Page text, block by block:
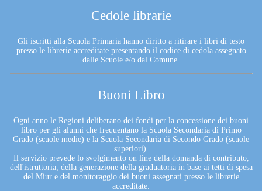
Cedole librarie
Gli iscritti alla Scuola Primaria hanno diritto a ritirare i libri di testo
presso le librerie accreditate presentando il codice di cedola assegnato
dalle Scuole e/o dal Comune.
Buoni Libro
Ogni anno le Regioni deliberano dei fondi per la concessione dei buoni
libro per gli alunni che frequentano la Scuola Secondaria di Primo
Grado (scuole medie) e la Scuola Secondaria di Secondo Grado (scuole
superiori).
Il servizio prevede lo svolgimento on line della domanda di contributo,
dell'istruttoria, della generazione della graduatoria in base ai tetti di spesa
del Miur e del monitoraggio dei buoni assegnati presso le librerie
accreditate.